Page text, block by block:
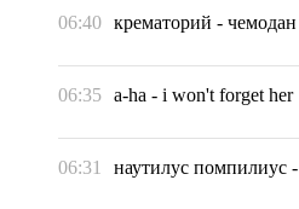
06:40 крематорий - чемодан
06:35 a-ha - i won't forget her
06:31 наутилус помпилиус -